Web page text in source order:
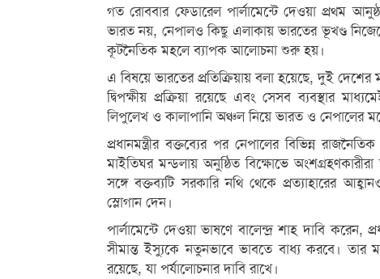
গত রোববার ফেডারেল পার্লামেন্টে দেওয়া প্রথম
ভারত নয়, নেপালও কিছু এলাকায় ভারতের ভূখণ্ড
কূটনৈতিক মহলে ব্যাপক আলোচনা শুরু হয়।
এ বিষয়ে ভারতের প্রতিক্রিয়ায় বলা হয়েছে, দুই দেশের
দ্বিপক্ষীয় প্রক্রিয়া রয়েছে এবং সেসব ব্যবস্থার
লিপুলেখ ও কালাপানি অঞ্চল নিয়ে ভারত ও নেপালের
প্রধানমন্ত্রীর বক্তব্যের পর নেপালের বিভিন্ন
মাইতিঘর মন্ডলায় অনুষ্ঠিত বিক্ষোভে
সঙ্গে বক্তব্যটি সরকারি নথি থেকে প্রত্যাহারের
স্লোগান দেন।
পার্লামেন্টে দেওয়া ভাষণে বালেন্দ্র শাহ দাবি
সীমান্ত ইস্যুকে নতুনভাবে ভাবতে বাধ্য করবে। তার
রয়েছে, যা পর্যালোচনার দাবি রাখে।